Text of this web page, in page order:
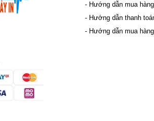
- Hướng dẫn mua
- Hướng dẫn thanh
- Hướng dẫn mua